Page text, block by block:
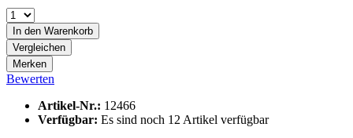
In den Warenkorb
Vergleichen
Merken
Bewerten
Artikel-Nr.: 12466
Verfügbar: Es sind noch 12 Artikel verfügbar